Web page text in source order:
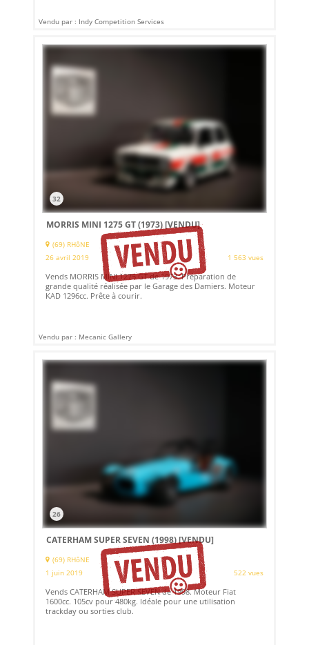
Vendu par : Indy Competition Services
32
MORRIS MINI 1275 GT (1973)[VENDU]
(69) RHôNE
26 avril 2019
1 563 vues
Vends MORRIS MINI 1275 GT de 1973. Préparation de
grande qualité réalisée par le Garage des Damiers. Moteur
KAD 1296cc. Prête à courir.
Vendu par : Mecanic Gallery
26
CATERHAM SUPER SEVEN (1998)[VENDU]
(69) RHôNE
1 juin 2019
522 vues
Vends CATERHAM SUPER SEVEN de 1998. Moteur Fiat
1600cc. 105cv pour 480kg. Idéale pour une utilisation
trackday ou sorties club.